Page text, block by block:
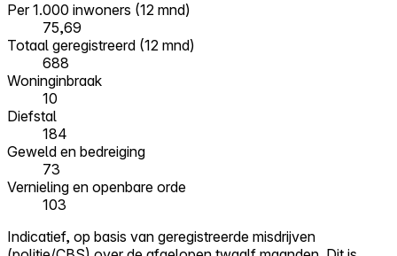
Per 1.000 inwoners (12 mnd)
75,69
Totaal geregistreerd (12 mnd)
688
Woninginbraak
10
Diefstal
184
Geweld en bedreiging
73
Vernieling en openbare orde
103
Indicatief, op basis van geregistreerde misdrijven